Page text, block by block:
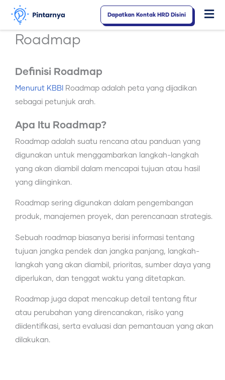
Lewati
konten
Dapatkan Kontak HRD Disini
Roadmap
Definisi Roadmap
Menurut KBBI Roadmap adalah peta yang dijadikan
sebagai petunjuk arah.
Apa Itu Roadmap?
Roadmap adalah suatu rencana atau panduan yang
digunakan untuk menggambarkan langkah-langkah
yang akan diambil dalam mencapai tujuan atau hasil
yang diinginkan.
Roadmap sering digunakan dalam pengembangan
produk, manajemen proyek, dan perencanaan strategis.
Sebuah roadmap biasanya berisi informasi tentang
tujuan jangka pendek dan jangka panjang, langkah-
langkah yang akan diambil, prioritas, sumber daya yang
diperlukan, dan tenggat waktu yang ditetapkan.
Roadmap juga dapat mencakup detail tentang fitur
atau perubahan yang direncanakan, risiko yang
diidentifikasi, serta evaluasi dan pemantauan yang akan
dilakukan.